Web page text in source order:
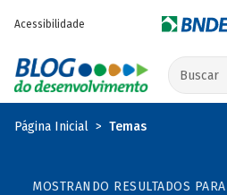
Acessibilidade
Buscar
Página Inicial Temas
MOSTRANDO RESULTADOS PARA